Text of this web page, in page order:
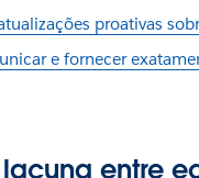
proativas
e fornecer
lacuna entre